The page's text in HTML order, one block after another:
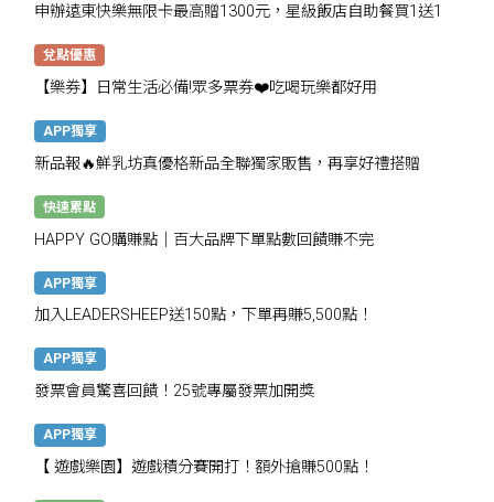
申辦遠東快樂無限卡最高贈1300元，星級飯店自助餐買1送1
兌點優惠
【樂券】日常生活必備!眾多票券❤️吃喝玩樂都好用
APP獨享
新品報🔥鮮乳坊真優格新品全聯獨家販售，再享好禮搭贈
快速累點
HAPPY GO購賺點｜百大品牌下單點數回饋賺不完
APP獨享
加入LEADERSHEEP送150點，下單再賺5,500點！
APP獨享
發票會員驚喜回饋！25號專屬發票加開獎
APP獨享
【 遊戲樂園】遊戲積分賽開打！額外搶賺500點！